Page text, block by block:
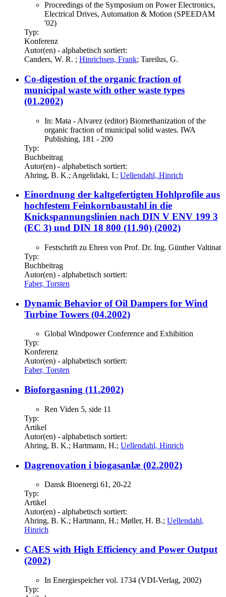
Proceedings of the Symposium on Power Electronics,
Electrical Drives, Automation & Motion (SPEEDAM
'02)
Typ:
Konferenz
Autor(en) - alphabetisch sortiert:
Canders, W. R. ; Hinrichsen, Frank; Tareilus, G.
Co-digestion of the organic fraction of
municipal waste with other waste types
(01.2002)
In: Mata - Alvarez (editor) Biomethanization of the
organic fraction of municipal solid wastes. IWA
Publishing, 181 - 200
Typ:
Buchbeitrag
Autor(en) - alphabetisch sortiert:
Ahring, B. K.; Angelidaki, I.; Uellendahl, Hinrich
Einordnung der kaltgefertigten Hohlprofile aus
hochfestem Feinkornbaustahl in die
Knickspannungslinien nach DIN V ENV 199 3
(EC 3) und DIN 18 800 (11.90) (2002)
Festschrift zu Ehren von Prof. Dr. Ing. Günther Valtinat
Typ:
Buchbeitrag
Autor(en) - alphabetisch sortiert:
Faber, Torsten
Dynamic Behavior of Oil Dampers for Wind
Turbine Towers (04.2002)
Global Windpower Conference and Exhibition
Typ:
Konferenz
Autor(en) - alphabetisch sortiert:
Faber, Torsten
Bioforgasning (11.2002)
Ren Viden 5, side 11
Typ:
Artikel
Autor(en) - alphabetisch sortiert:
Ahring, B. K.; Hartmann, H.; Uellendahl, Hinrich
Dagrenovation i biogasanlæ (02.2002)
Dansk Bioenergi 61, 20-22
Typ:
Artikel
Autor(en) - alphabetisch sortiert:
Ahring, B. K.; Hartmann, H.; Møller, H. B.; Uellendahl,
Hinrich
CAES with High Efficiency and Power Output
(2002)
In Energiespeicher vol. 1734 (VDI-Verlag, 2002)
Typ: